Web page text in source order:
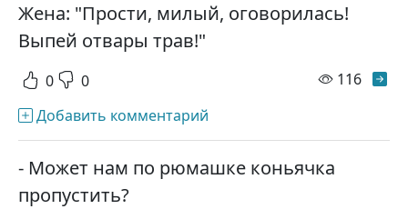
Жена: "Прости, милый, оговорилась!
Выпей отвары трав!"
0 0 116
Добавить комментарий
- Может нам по рюмашке коньячка
пропустить?